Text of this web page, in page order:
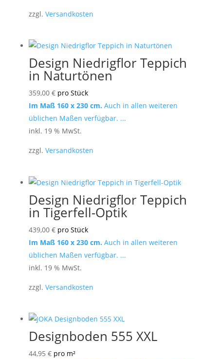
zzgl. Versandkosten
Design Niedrigflor Teppich
in Naturtönen
359,00 € pro Stück
Im Maß 160 x 230 cm. Auch in allen weiteren
üblichen Maßen verfügbar. ...
inkl. 19 % MwSt.
zzgl. Versandkosten
Design Niedrigflor Teppich
in Tigerfell-Optik
439,00 € pro Stück
Im Maß 160 x 230 cm. Auch in allen weiteren
üblichen Maßen verfügbar. ...
inkl. 19 % MwSt.
zzgl. Versandkosten
Designboden 555 XXL
44,95 € pro m²